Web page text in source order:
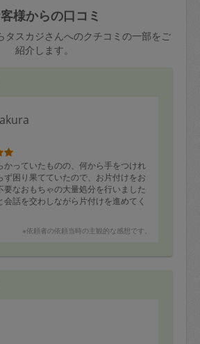
様からの口コミ
タスカジさんへのクチコミの一部をご
紹介します。
かっていたものの、何から手をつけれ
ず困り果てていたので、お片付けをお
要なおもちゃの大量処分を行いました
会話を交わしながら片付けを進めてく
、子どもたちが「遊んだらお片付けす
状態を継続できるかは分かりません
す。また余った時間でウォークインク
ろしくお願いいたします。
※依頼者の依頼当時の主観的な感想です。